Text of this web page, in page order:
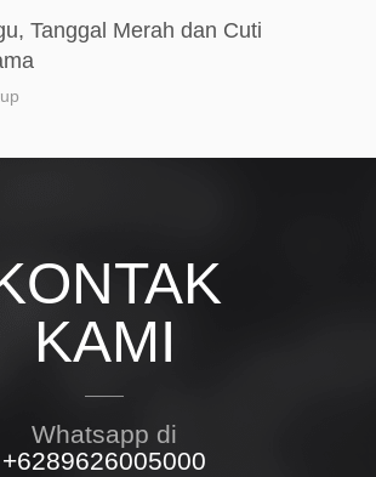
Tanggal Merah dan Cuti
KAMI
Whatsapp di
+6289626005000